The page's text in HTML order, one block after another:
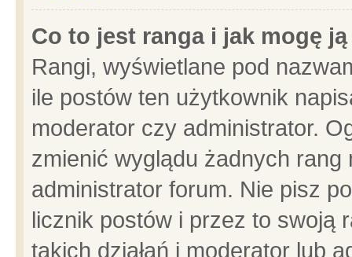
Co to jest ranga i jak mogę
Rangi, wyświetlane pod
ile postów ten użytkownik
moderator czy administrator.
zmienić wyglądu żadnych
administrator forum. Nie pisz
licznik postów i przez to swoją
takich działań i moderator lub